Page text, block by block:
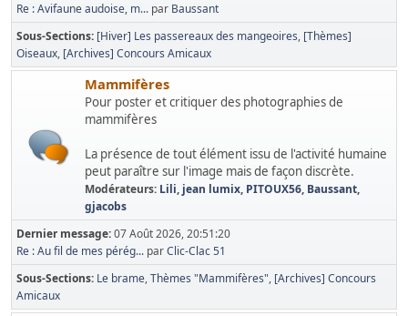
Re : Avifaune audoise, m... par Baussant
Sous-Sections [Hiver] Les passereaux des mangeoires [Thèmes]
Oiseaux [Archives] Concours Amicaux
Mammifères
Pour poster et critiquer des photographies de
mammifères
La présence de tout élément issu de l'activité humaine
peut paraître sur l'image mais de façon discrète.
Modérateurs: Lili, jean lumix, PITOUX56, Baussant,
gjacobs
Dernier message:07 Août 2026, 20:51:20
Re : Au fil de mes pérég... parClic-Clac 51
Sous-Sections Le brame Thèmes "Mammifères" [Archives] Concours
Amicaux